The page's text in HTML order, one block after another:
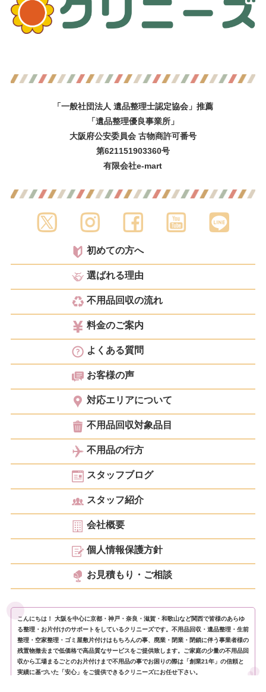
「一般社団法人 遺品整理士認定協会」推薦
「遺品整理優良事業所」
大阪府公安委員会 古物商許可番号
第621151903360号
有限会社e-mart
初めての方へ
選ばれる理由
不用品回収の流れ
料金のご案内
よくある質問
お客様の声
対応エリアについて
不用品回収対象品目
不用品の行方
スタッフブログ
スタッフ紹介
会社概要
個人情報保護方針
お見積もり・ご相談
こんにちは！ 大阪を中心に京都・神戸・奈良・滋賀・和歌山など関西で皆様のあらゆ
る整理・お片付けのサポートをしているクリニーズです。不用品回収・遺品整理・生前
整理・空家整理・ゴミ屋敷片付けはもちろんの事、廃業・閉業・閉鎖に伴う事業者様の
残置物撤去まで低価格で高品質なサービスをご提供致します。ご家庭の少量の不用品回
収から工場まるごとのお片付けまで不用品の事でお困りの際は「創業21年」の信頼と
実績に基づいた「安心」をご提供できるクリニーズにお任せ下さい。